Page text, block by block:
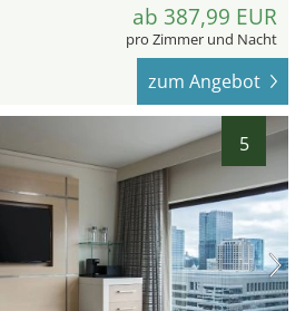
ab 387,99 EUR
pro Zimmer und Nacht
zum Angebot
5